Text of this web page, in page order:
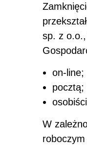
sp. z
on-line;
pocztą;
W